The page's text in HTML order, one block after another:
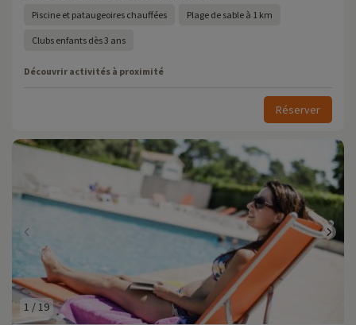
Piscine et pataugeoires chauffées Plage de sable à 1 km
Clubs enfants dès 3 ans
Découvrir activités à proximité
Réserver
1 /19